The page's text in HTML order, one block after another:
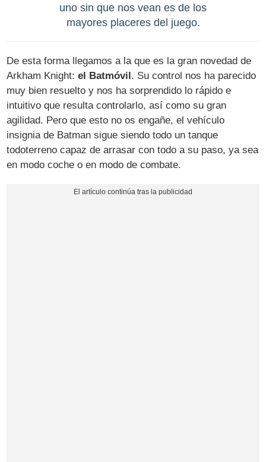
uno sin que nos vean es de los
mayores placeres del juego.
De esta forma llegamos a la que es la gran novedad de
Arkham Knight:el Batmóvil. Su control nos ha parecido
muy bien resuelto y nos ha sorprendido lo rápido e
intuitivo que resulta controlarlo, así como su gran
agilidad. Pero que esto no os engañe, el vehículo
insignia de Batman sigue siendo todo un tanque
todoterreno capaz de arrasar con todo a su paso, ya sea
en modo coche o en modo de combate.